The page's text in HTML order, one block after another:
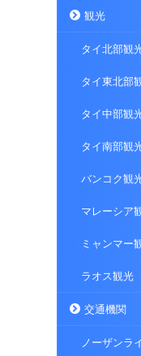
観光
タイ北部観
タイ東北部
タイ中部観
タイ南部観
バンコク観
マレーシア
ミャンマー
ラオス観光
交通機関
ノーザンラ